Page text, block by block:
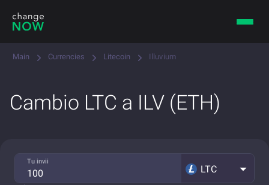
Main Currencies Litecoin Illuvium
Cambio LTC a ILV (ETH)
Tu invii
LTC